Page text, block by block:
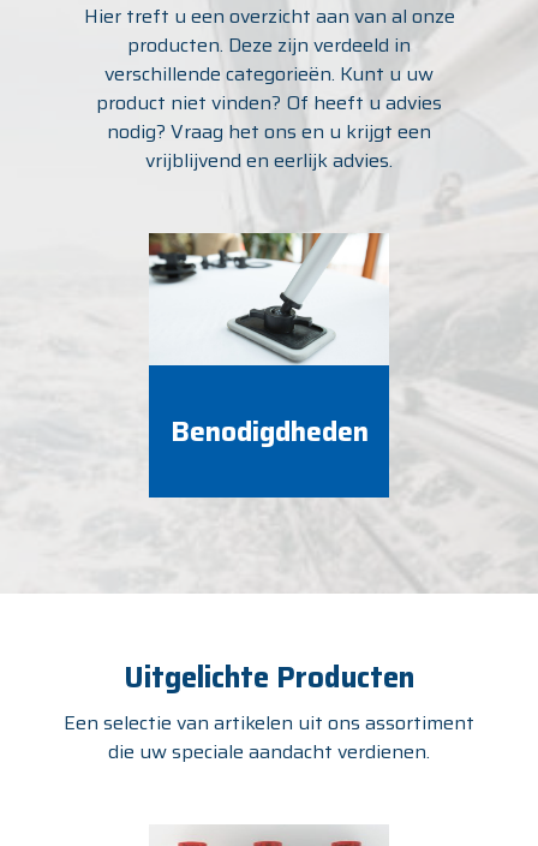
Hier treft u een overzicht aan van al onze
producten. Deze zijn verdeeld in
verschillende categorieën. Kunt u uw
product niet vinden? Of heeft u advies
nodig? Vraag het ons en u krijgt een
vrijblijvend en eerlijk advies.
Benodigdheden
Uitgelichte Producten
Een selectie van artikelen uit ons assortiment
die uw speciale aandacht verdienen.